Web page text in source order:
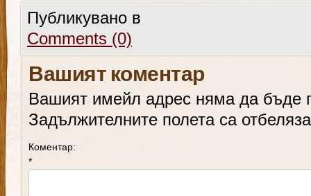
Публикувано в
Comments (0)
Вашият коментар
Вашият имейл адрес няма да бъде
Задължителните полета са
Коментар:
*